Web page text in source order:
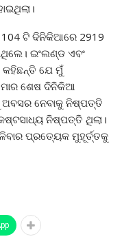
ଟି ଦିନିକିଆରେ 2919
ଇଂଲଣ୍ଡ ଏବଂ
ଯେ ମୁଁ
ଶେଷ ଦିନିକିଆ
ଅବସର ନେବାକୁ ନିଷ୍ପତ୍ତି
ନିଷ୍ପତ୍ତି ଥିଲା।
ପ୍ରତ୍ୟେକ ମୁହୂର୍ତ୍ତକୁ